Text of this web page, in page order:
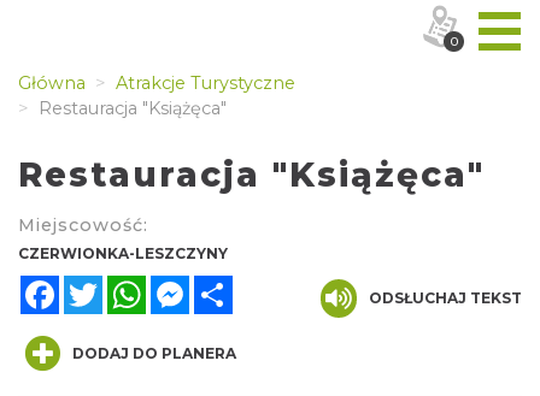
Główna
Atrakcje Turystyczne
Restauracja "Książęca"
Restauracja "Książęca"
Miejscowość:
CZERWIONKA-LESZCZYNY
FacebookTwitterWhatsAppMessenger
ODSŁUCHAJ TEKST
DODAJ DO PLANERA
0